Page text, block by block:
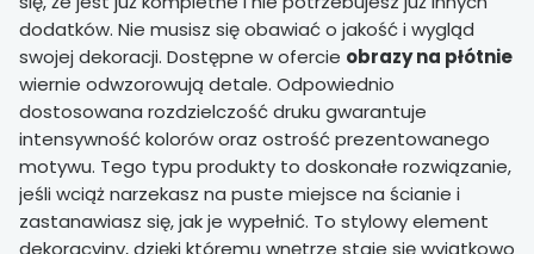
dodatków. Nie musisz się obawiać o jakość i wygląd
swojej dekoracji. Dostępne w ofercie obrazy na płótnie
wiernie odwzorowują detale. Odpowiednio
dostosowana rozdzielczość druku gwarantuje
intensywność kolorów oraz ostrość prezentowanego
motywu. Tego typu produkty to doskonałe rozwiązanie,
jeśli wciąż narzekasz na puste miejsce na ścianie i
zastanawiasz się, jak je wypełnić. To stylowy element
dekoracyjny, dzięki któremu wnętrze staje się wyjątkowo